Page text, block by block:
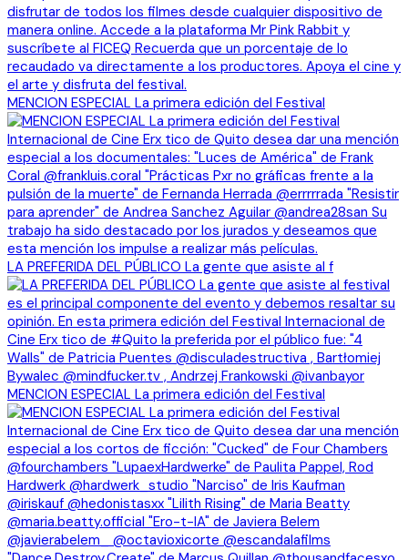
MENCION ESPECIAL La primera edición del Festival
LA PREFERIDA DEL PÚBLICO La gente que asiste al f
MENCION ESPECIAL La primera edición del Festival